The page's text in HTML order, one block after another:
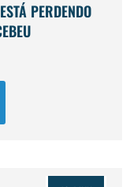
PERDENDO